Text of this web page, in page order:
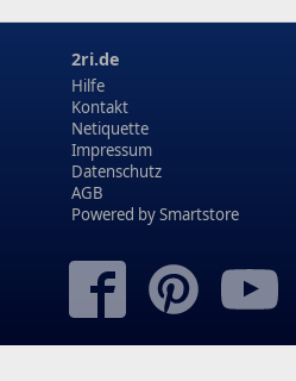
2ri.de
Hilfe
Kontakt
Netiquette
Impressum
Datenschutz
AGB
Powered bySmartstore